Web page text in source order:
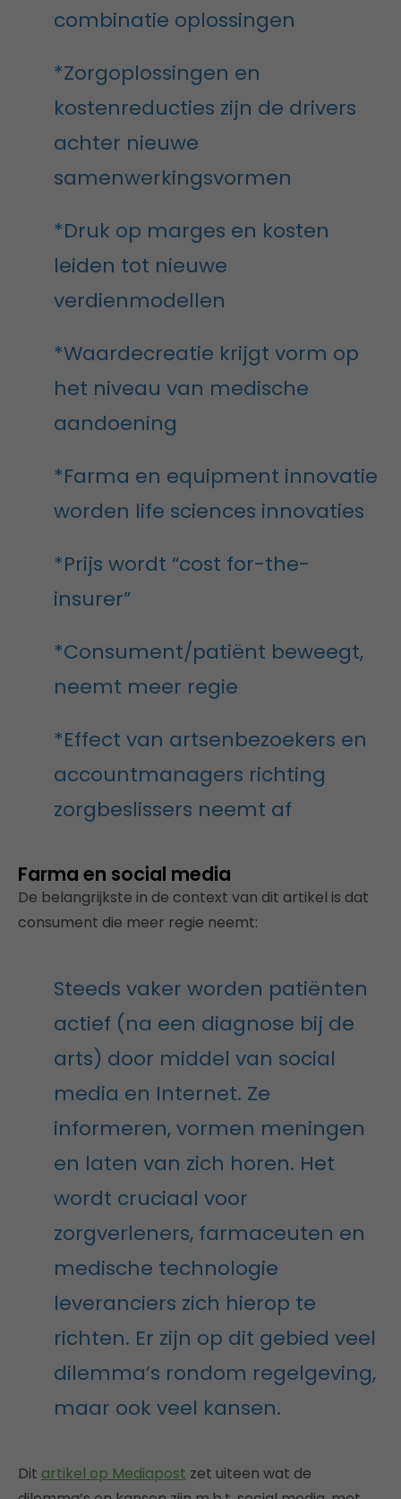
combinatie oplossingen
*Zorgoplossingen en
kostenreducties zijn de drivers
achter nieuwe
samenwerkingsvormen
*Druk op marges en kosten
leiden tot nieuwe
verdienmodellen
*Waardecreatie krijgt vorm op
het niveau van medische
aandoening
*Farma en equipment innovatie
worden life sciences innovaties
*Prijs wordt “cost for-the-
insurer”
*Consument/patiënt beweegt,
neemt meer regie
*Effect van artsenbezoekers en
accountmanagers richting
zorgbeslissers neemt af
Farma en social media
De belangrijkste in de context van dit artikel is dat
consument die meer regie neemt:
Steeds vaker worden patiënten
actief (na een diagnose bij de
arts) door middel van social
media en Internet. Ze
informeren, vormen meningen
en laten van zich horen. Het
wordt cruciaal voor
zorgverleners, farmaceuten en
medische technologie
leveranciers zich hierop te
richten. Er zijn op dit gebied veel
dilemma’s rondom regelgeving,
maar ook veel kansen.
Dit artikel op Mediapost zet uiteen wat de